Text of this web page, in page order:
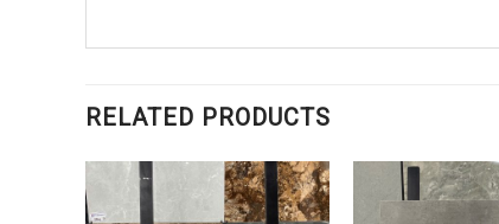
RELATED PRODUCTS